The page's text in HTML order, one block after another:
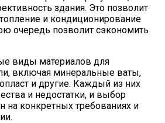
здания. Это позволит
и кондиционирование
очередь позволит сэкономить
виды материалов для
включая минеральные ваты,
и другие. Каждый из них
и недостатки, и выбор
на конкретных требованиях и